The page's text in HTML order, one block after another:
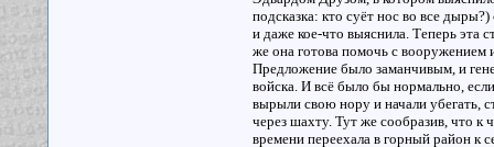
подсказка: кто суёт нос во все
и даже кое-что выяснила. Теперь эта
же она готова помочь с вооружением
Предложение было заманчивым, и
войска. И всё было бы нормально,
вырыли свою нору и начали убегать,
через шахту. Тут же сообразив, что к
времени переехала в горный район к